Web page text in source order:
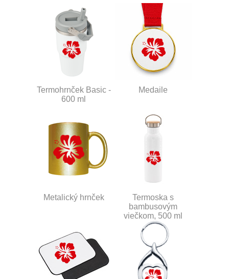
Termohrnček Basic -
600 ml
Medaile
Metalický hrnček
Termoska s
bambusovým
viečkom, 500 ml